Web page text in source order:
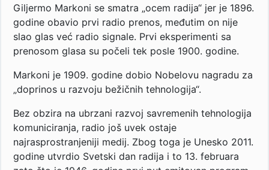
Giljermo Markoni se smatra „ocem radija“ jer je 1896.
godine obavio prvi radio prenos, međutim on nije
slao glas već radio signale. Prvi eksperimenti sa
prenosom glasa su počeli tek posle 1900. godine.
Markoni je 1909. godine dobio Nobelovu nagradu za
„doprinos u razvoju bežičnih tehnologija“.
Bez obzira na ubrzani razvoj savremenih tehnologija
komuniciranja, radio još uvek ostaje
najrasprostranjeniji medij. Zbog toga je Unesko 2011.
godine utvrdio Svetski dan radija i to 13. februara